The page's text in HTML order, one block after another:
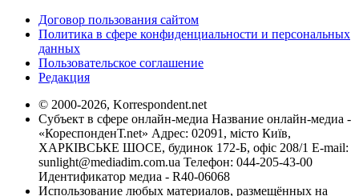
Договор пользования сайтом
Политика в сфере конфиденциальности и персональных
данных
Пользовательское соглашение
Редакция
© 2000-2026, Korrespondent.net
Субъект в сфере онлайн-медиа Название онлайн-медиа -
«КореспонденТ.net» Адрес: 02091, місто Київ,
ХАРКІВСЬКЕ ШОСЕ, будинок 172-Б, офіс 208/1 E-mail:
sunlight@mediadim.com.ua Телефон: 044-205-43-00
Идентификатор медиа - R40-06068
Использование любых материалов, размещённых на